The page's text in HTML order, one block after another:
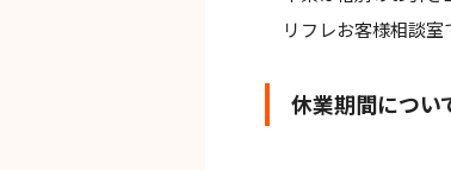
リフレお客様相談室
休業期間につい